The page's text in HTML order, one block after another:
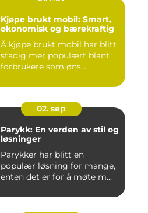
Kjøpe brukt mobil: Smart,
økonomisk og bærekraftig
Å kjøpe brukt mobil har blitt
stadig mer populært blant
forbrukere som øns...
02. sep
Parykk: En verden av stil og
løsninger
Parykker har blitt en
populær løsning for mange,
enten det er for å møte m...